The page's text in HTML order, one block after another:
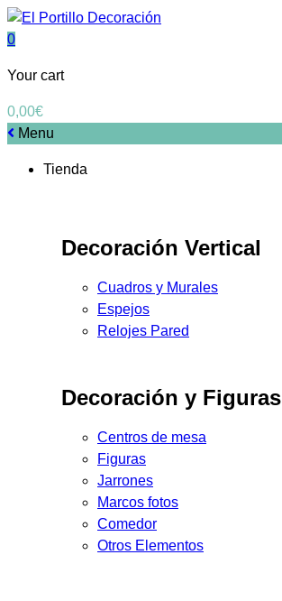
0
Your cart
0,00€
Menu
Tienda
Decoración Vertical
Cuadros y Murales
Espejos
Relojes Pared
Decoración y Figuras
Centros de mesa
Figuras
Jarrones
Marcos fotos
Comedor
Otros Elementos